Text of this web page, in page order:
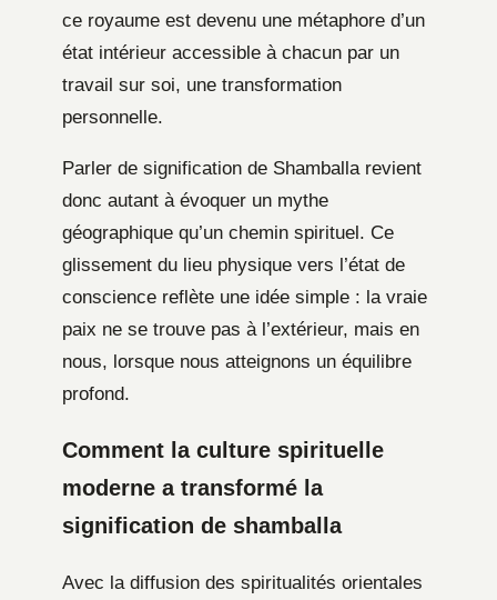
ce royaume est devenu une métaphore d’un
état intérieur accessible à chacun par un
travail sur soi, une transformation
personnelle.
Parler de signification de Shamballa revient
donc autant à évoquer un mythe
géographique qu’un chemin spirituel. Ce
glissement du lieu physique vers l’état de
conscience reflète une idée simple : la vraie
paix ne se trouve pas à l’extérieur, mais en
nous, lorsque nous atteignons un équilibre
profond.
Comment la culture spirituelle
moderne a transformé la
signification de shamballa
Avec la diffusion des spiritualités orientales